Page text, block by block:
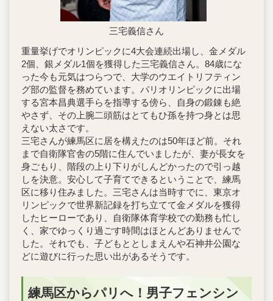
三宅義信さん
重量挙げでオリンピックに4大会連続出場し、金メダル
2個、銀メダル1個を獲得した三宅義信さん。84歳にな
った今も元気はつらつで、大学のウエイトリフティン
グ部の監督を務めています。パリオリンピックに出場
する宮本昌典選手らを指導する傍ら、自身の鍛錬も絶
やさず、その上腕二頭筋はとてもひ孫を持つ身とは思
えない太さです。
三宅さんが練馬区に居を構えたのは50年ほど前。それ
まで自衛隊官舎の5階に住んでいましたが、妻が長女を
身ごもり、階段の上り下りがしんどかったので引っ越
しを決意。安心して子育てできるということで、練馬
区に移り住みました。三宅さんは当時すでに、東京オ
リンピックで世界新記録を打ち立てて金メダルを獲得
したヒーローであり、自衛隊体育学校での勤務も忙し
く、家でゆっくり過ごす時間はほとんどありませんで
した。それでも、子どもととしまえんや石神井公園な
どに遊びに行った思い出があるそうです。
練馬区からパリへ！男子フェンシン